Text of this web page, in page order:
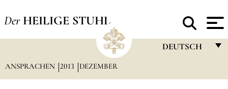
Der HEILIGE STUHL
DEUTSCH
ANSPRACHEN 2013 DEZEMBER